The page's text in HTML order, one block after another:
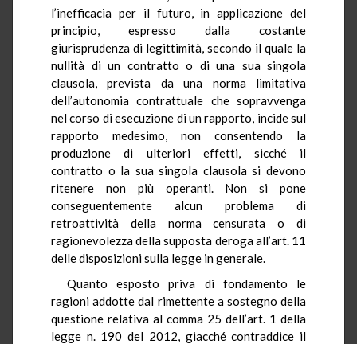
l’inefficacia per il futuro, in applicazione del
principio, espresso dalla costante
giurisprudenza di legittimità, secondo il quale la
nullità di un contratto o di una sua singola
clausola, prevista da una norma limitativa
dell’autonomia contrattuale che sopravvenga
nel corso di esecuzione di un rapporto, incide sul
rapporto medesimo, non consentendo la
produzione di ulteriori effetti, sicché il
contratto o la sua singola clausola si devono
ritenere non più operanti. Non si pone
conseguentemente alcun problema di
retroattività della norma censurata o di
ragionevolezza della supposta deroga all’art. 11
delle disposizioni sulla legge in generale.
Quanto esposto priva di fondamento le
ragioni addotte dal rimettente a sostegno della
questione relativa al comma 25 dell’art. 1 della
legge n. 190 del 2012, giacché contraddice il